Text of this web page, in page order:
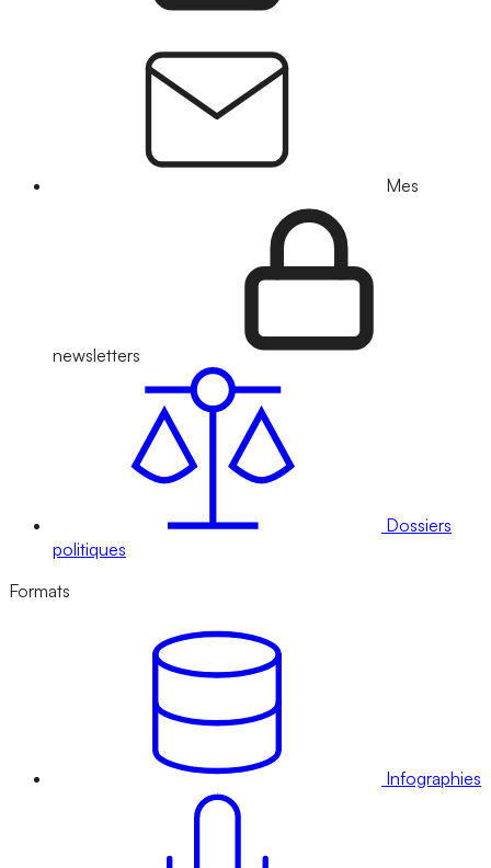
Mes
newsletters
Dossiers
politiques
Formats
Infographies